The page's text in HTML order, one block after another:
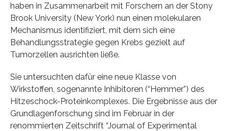
haben in Zusammenarbeit mit Forschern an der Stony
Brook University (New York) nun einen molekularen
Mechanismus identifiziert, mit dem sich eine
Behandlungsstrategie gegen Krebs gezielt auf
Tumorzellen ausrichten ließe.
Sie untersuchten dafür eine neue Klasse von
Wirkstoffen, sogenannte Inhibitoren (“Hemmer”) des
Hitzeschock-Proteinkomplexes. Die Ergebnisse aus der
Grundlagenforschung sind im Februar in der
renommierten Zeitschrift “Journal of Experimental